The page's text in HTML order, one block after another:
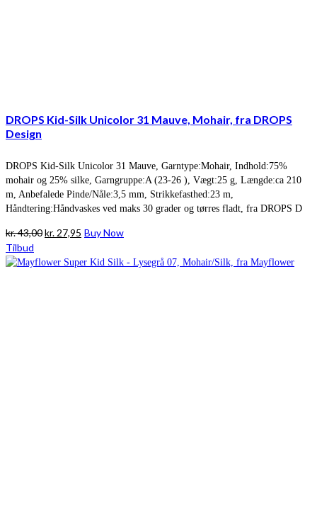
DROPS Kid-Silk Unicolor 31 Mauve, Mohair, fra DROPS
Design
DROPS Kid-Silk Unicolor 31 Mauve, Garntype:Mohair, Indhold:75%
mohair og 25% silke, Garngruppe:A (23-26 ), Vægt:25 g, Længde:ca 210
m, Anbefalede Pinde/Nåle:3,5 mm, Strikkefasthed:23 m,
Håndtering:Håndvaskes ved maks 30 grader og tørres fladt, fra DROPS D
kr.43,00Den
pris
kr.27,95 Den
pris
Buy Now
Tilbud